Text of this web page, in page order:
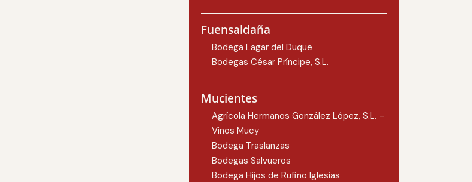
Fuensaldaña
Bodega Lagar del Duque
Bodegas César Príncipe, S.L.
Mucientes
Agrícola Hermanos González López, S.L. –
Vinos Mucy
Bodega Traslanzas
Bodegas Salvueros
Bodega Hijos de Rufino Iglesias